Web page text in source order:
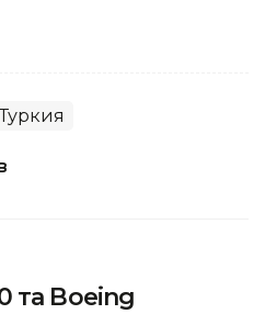
Туркия
та Boeing